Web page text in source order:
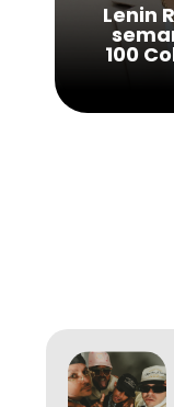
Lenin
100